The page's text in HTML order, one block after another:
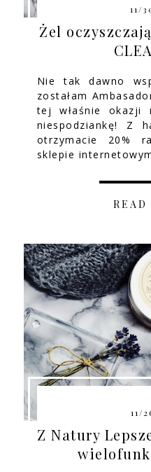
11/
Żel
Nie tak dawno
zostałam
tej właśnie okazji
niespodziankę! Z
otrzymacie 20%
sklepie
READ
11/
Z Natury